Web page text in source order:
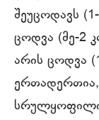
შეუცოდავს
ცოდვა (მე-2
არის ცოდვა
ერთადერთია,
სრულყოფილი